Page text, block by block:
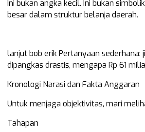
Ini bukan angka kecil. Ini bukan
besar dalam struktur belanja daerah.
lanjut bob erik Pertanyaan sederhana:
dipangkas drastis, mengapa Rp 61
Kronologi Narasi dan Fakta Anggaran
Untuk menjaga objektivitas, mari
Tahapan